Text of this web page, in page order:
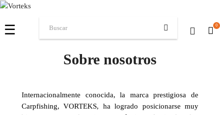
Navegación
☰ 0
Sobre nosotros
Internacionalmente conocida, la marca prestigiosa de
Carpfishing, VORTEKS, ha logrado posicionarse muy